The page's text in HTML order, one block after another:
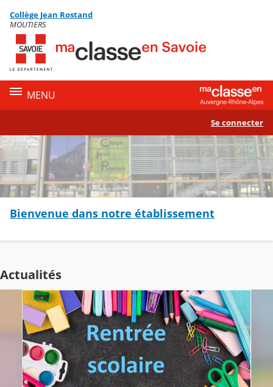
Contenu
Collège Jean Rostand
MOUTIERS
MENU
Se connecter
Bienvenue dans notre établissement
Actualités